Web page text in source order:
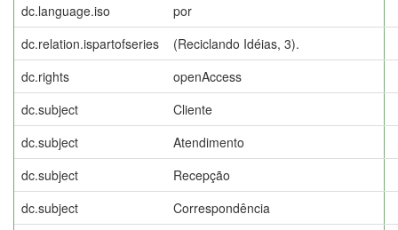
dc.language.iso
por
dc.relation.ispartofseries
(Reciclando Idéias, 3).
dc.rights
openAccess
dc.subject
Cliente
dc.subject
Atendimento
dc.subject
Recepção
dc.subject
Correspondência